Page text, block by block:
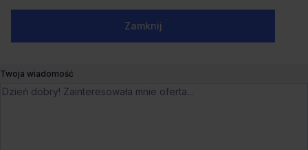
Zamknij
Numer telefonu służbowy
Twoja wiadomość
Zamknij